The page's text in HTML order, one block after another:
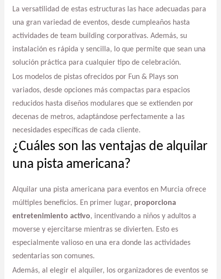
La versatilidad de estas estructuras las hace adecuadas para
una gran variedad de eventos, desde cumpleaños hasta
actividades de team building corporativas. Además, su
instalación es rápida y sencilla, lo que permite que sean una
solución práctica para cualquier tipo de celebración.
Los modelos de pistas ofrecidos por Fun & Plays son
variados, desde opciones más compactas para espacios
reducidos hasta diseños modulares que se extienden por
decenas de metros, adaptándose perfectamente a las
necesidades específicas de cada cliente.
¿Cuáles son las ventajas de alquilar
una pista americana?
Alquilar una pista americana para eventos en Murcia ofrece
múltiples beneficios. En primer lugar, proporciona
entretenimiento activo, incentivando a niños y adultos a
moverse y ejercitarse mientras se divierten. Esto es
especialmente valioso en una era donde las actividades
sedentarias son comunes.
Además, al elegir el alquiler, los organizadores de eventos se